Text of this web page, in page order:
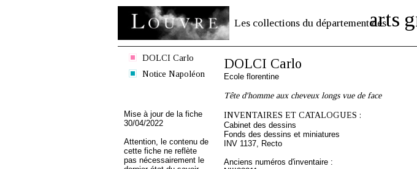
Les collections du département des
arts
DOLCI Carlo
Notice Napoléon
Mise à jour de la fiche
30/04/2022
Attention, le contenu de
cette fiche ne reflète
pas nécessairement le
DOLCI Carlo
Ecole florentine
Tête d'homme aux cheveux longs vue de face
INVENTAIRES ET CATALOGUES :
Cabinet des dessins
Fonds des dessins et miniatures
INV 1137, Recto
Anciens numéros d'inventaire :